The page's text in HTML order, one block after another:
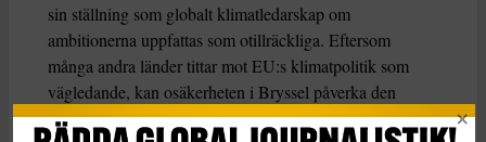
sin ställning som globalt klimatledarskap om
ambitionerna uppfattas som otillräckliga. Eftersom
många andra länder tittar mot EU:s klimatpolitik som
vägledande, kan osäkerheten i Bryssel påverka den
globala diskussionen inför FN:s klimattoppmöte COP30